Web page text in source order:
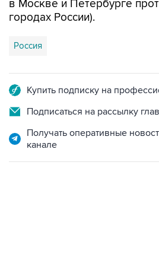
Россия
Подписаться на рассылку
Получать оперативные